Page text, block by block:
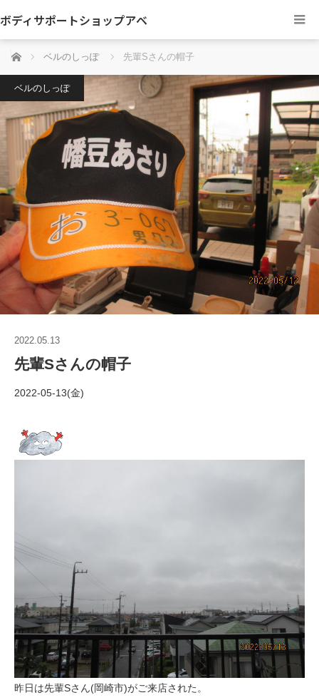
ボディサポートショップアベ
ホーム ベルのしっぽ 先輩Sさんの帽子
ベルのしっぽ
2022.05.13
先輩Sさんの帽子
2022-05-13(金)
昨日は先輩Sさん(岡崎市)がご来店された。